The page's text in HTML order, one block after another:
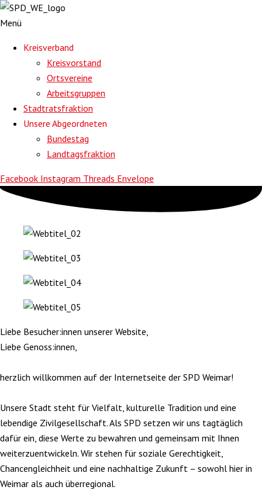
Menü
Kreisverband
Kreisvorstand
Ortsvereine
Arbeitsgruppen
Stadtratsfraktion
Unsere Abgeordneten
Bundestag
Landtagsfraktion
Facebook Instagram Threads Envelope
Liebe Besucher:innen unserer Website,
Liebe Genoss:innen,
herzlich willkommen auf der Internetseite der SPD Weimar!
Unsere Stadt steht für Vielfalt, kulturelle Tradition und eine
lebendige Zivilgesellschaft. Als SPD setzen wir uns tagtäglich
dafür ein, diese Werte zu bewahren und gemeinsam mit Ihnen
weiterzuentwickeln. Wir stehen für soziale Gerechtigkeit,
Chancengleichheit und eine nachhaltige Zukunft – sowohl hier in
Weimar als auch überregional.